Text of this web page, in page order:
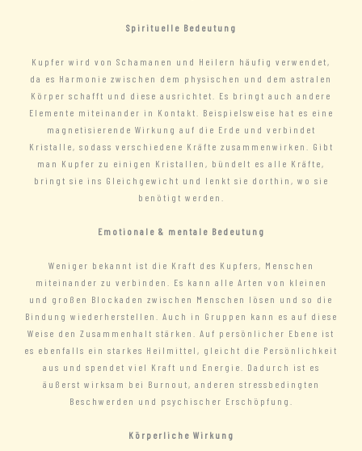
Spirituelle Bedeutung
Kupfer wird von Schamanen und Heilern häufig verwendet,
da es Harmonie zwischen dem physischen und dem astralen
Körper schafft und diese ausrichtet. Es bringt auch andere
Elemente miteinander in Kontakt. Beispielsweise hat es eine
magnetisierende Wirkung auf die Erde und verbindet
Kristalle, sodass verschiedene Kräfte zusammenwirken. Gibt
man Kupfer zu einigen Kristallen, bündelt es alle Kräfte,
bringt sie ins Gleichgewicht und lenkt sie dorthin, wo sie
benötigt werden.
Emotionale & mentale Bedeutung
Weniger bekannt ist die Kraft des Kupfers, Menschen
miteinander zu verbinden. Es kann alle Arten von kleinen
und großen Blockaden zwischen Menschen lösen und so die
Bindung wiederherstellen. Auch in Gruppen kann es auf diese
Weise den Zusammenhalt stärken. Auf persönlicher Ebene ist
es ebenfalls ein starkes Heilmittel, gleicht die Persönlichkeit
aus und spendet viel Kraft und Energie. Dadurch ist es
äußerst wirksam bei Burnout, anderen stressbedingten
Beschwerden und psychischer Erschöpfung.
Körperliche Wirkung